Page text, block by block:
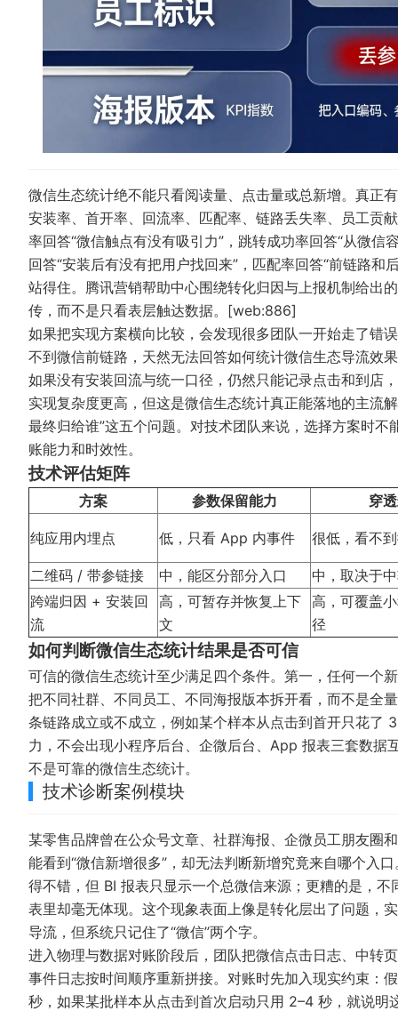
微信生态统计绝不能只看阅读量、点击量或总新增。真正
安装率、首开率、回流率、匹配率、链路丢失率、员工贡
率回答“微信触点有没有吸引力”，跳转成功率回答“从微信
回答“安装后有没有把用户找回来”，匹配率回答“前链路
站得住。腾讯营销帮助中心围绕转化归因与上报机制给出
传，而不是只看表层触达数据。[web:886]
如果把实现方案横向比较，会发现很多团队一开始走了错
不到微信前链路，天然无法回答如何统计微信生态导流效
如果没有安装回流与统一口径，仍然只能记录点击和到店
实现复杂度更高，但这是微信生态统计真正能落地的主流
最终归给谁”这五个问题。对技术团队来说，选择方案时
账能力和时效性。
技术评估矩阵
方案 参数保留能力 穿
纯应用内埋点 低，只看 App 内事件 很低，看不
二维码 / 带参链接 中，能区分部分入口
中，取决于
跨端归因 + 安装回
流
高，可暂存并恢复上下
文
高，可覆盖
径
如何判断微信生态统计结果是否可信
可信的微信生态统计至少满足四个条件。第一，任何一个
把不同社群、不同员工、不同海报版本拆开看，而不是全
条链路成立或不成立，例如某个样本从点击到首开只花了
力，不会出现小程序后台、企微后台、App 报表三套数据
不是可靠的微信生态统计。
技术诊断案例模块
某零售品牌曾在公众号文章、社群海报、企微员工朋友圈
能看到“微信新增很多”，却无法判断新增究竟来自哪个入
得不错，但 BI 报表只显示一个总微信来源；更糟的是，
表里却毫无体现。这个现象表面上像是转化层出了问题，
导流，但系统只记住了“微信”两个字。
进入物理与数据对账阶段后，团队把微信点击日志、中转
事件日志按时间顺序重新拼接。对账时先加入现实约束：
秒，如果某批样本从点击到首次启动只用 2–4 秒，就说